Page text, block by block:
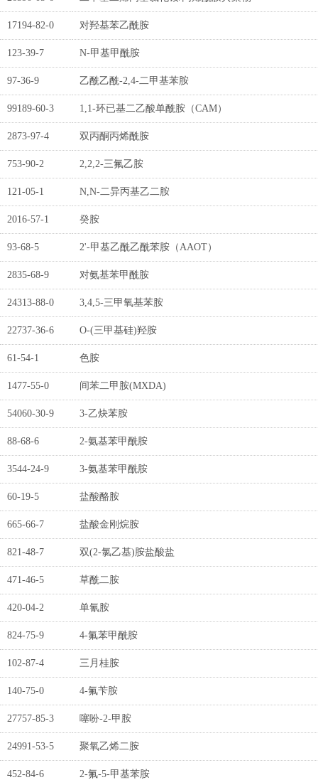
17194-82-0 对羟基苯乙酰胺
123-39-7 N-甲基甲酰胺
97-36-9 乙酰乙酰-2,4-二甲基苯胺
99189-60-3 1,1-环已基二乙酸单酰胺（CAM）
2873-97-4 双丙酮丙烯酰胺
753-90-2 2,2,2-三氟乙胺
121-05-1 N,N-二异丙基乙二胺
2016-57-1 癸胺
93-68-5 2'-甲基乙酰乙酰苯胺（AAOT）
2835-68-9 对氨基苯甲酰胺
24313-88-0 3,4,5-三甲氧基苯胺
22737-36-6 O-(三甲基硅)羟胺
61-54-1 色胺
1477-55-0 间苯二甲胺(MXDA)
54060-30-9 3-乙炔苯胺
88-68-6 2-氨基苯甲酰胺
3544-24-9 3-氨基苯甲酰胺
60-19-5 盐酸酪胺
665-66-7 盐酸金刚烷胺
821-48-7 双(2-氯乙基)胺盐酸盐
471-46-5 草酰二胺
420-04-2 单氰胺
824-75-9 4-氟苯甲酰胺
102-87-4 三月桂胺
140-75-0 4-氟苄胺
27757-85-3 噻吩-2-甲胺
24991-53-5 聚氧乙烯二胺
452-84-6 2-氟-5-甲基苯胺